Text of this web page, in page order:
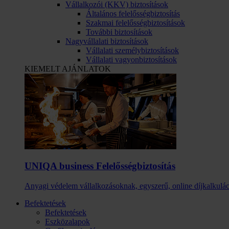
Vállalkozói (KKV) biztosítások
Általános felelősségbiztosítás
Szakmai felelősségbiztosítások
További biztosítások
Nagyvállalati biztosítások
Vállalati személybiztosítások
Vállalati vagyonbiztosítások
KIEMELT AJÁNLATOK
UNIQA business Felelősség­biztosítás
Anyagi védelem vállalkozásoknak, egyszerű, online
Befektetések
Befektetések
Eszközalapok